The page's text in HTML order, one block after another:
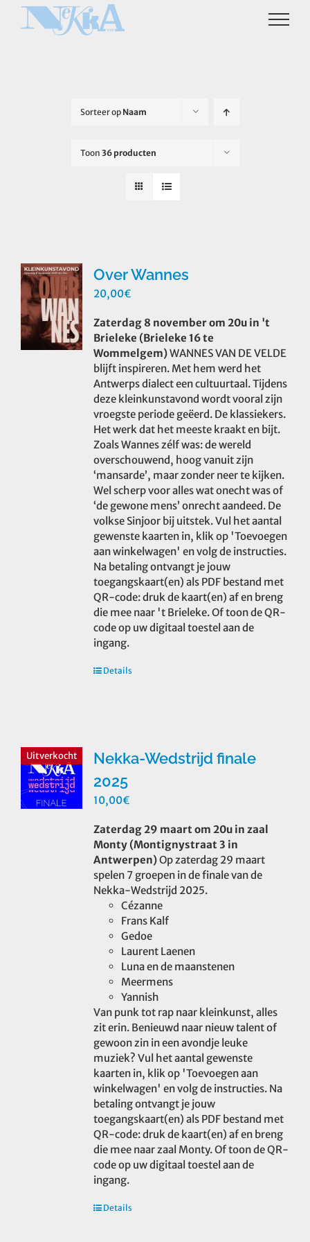
Sorteer op Naam
Toon 36 producten
Over Wannes
20,00€
Zaterdag 8 november om 20u in 't
Brieleke (Brieleke 16 te
Wommelgem)WANNES VAN DE VELDE
blijft inspireren. Met hem werd het
Antwerps dialect een cultuurtaal. Tijdens
deze kleinkunstavond wordt vooral zijn
vroegste periode geëerd. De klassiekers.
Het werk dat het meeste kraakt en bijt.
Zoals Wannes zélf was: de wereld
overschouwend, hoog vanuit zijn
‘mansarde’, maar zonder neer te kijken.
Wel scherp voor alles wat onecht was of
‘de gewone mens’ onrecht aandeed. De
volkse Sinjoor bij uitstek. Vul het aantal
gewenste kaarten in, klik op 'Toevoegen
aan winkelwagen' en volg de instructies.
Na betaling ontvangt je jouw
toegangskaart(en) als PDF bestand met
QR-code: druk de kaart(en) af en breng
die mee naar 't Brieleke. Of toon de QR-
code op uw digitaal toestel aan de
ingang.
Details
Uitverkocht
Nekka-Wedstrijd finale
2025
10,00€
Zaterdag 29 maart om 20u in zaal
Monty (Montignystraat 3 in
Antwerpen)Op zaterdag 29 maart
spelen 7 groepen in de finale van de
Nekka-Wedstrijd 2025.
Cézanne
Frans Kalf
Gedoe
Laurent Laenen
Luna en de maanstenen
Meermens
Yannish
Van punk tot rap naar kleinkunst, alles
zit erin. Benieuwd naar nieuw talent of
gewoon zin in een avondje leuke
muziek? Vul het aantal gewenste
kaarten in, klik op 'Toevoegen aan
winkelwagen' en volg de instructies. Na
betaling ontvangt je jouw
toegangskaart(en) als PDF bestand met
QR-code: druk de kaart(en) af en breng
die mee naar zaal Monty. Of toon de QR-
code op uw digitaal toestel aan de
ingang.
Details